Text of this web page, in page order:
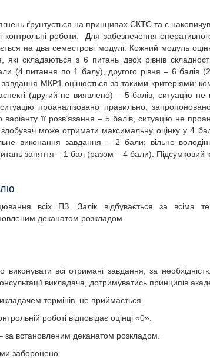
ґрунтується на принципах ЄКТС та є
контрольні роботи. Для забезпечення
на два семестрові модулі. Кожний модуль
складаються з 6 питань двох рівнів
(4 питання по 1 балу), другого рівня – 6
МКР1 оцінюється за такими критеріями:
(другий не виявлено) – 5 балів, ситуацію
проаналізовано правильно,
її розв’язання – 5 балів, ситуацію не
може отримати максимальну оцінку у 4
виконання завдання – 2 бали; вільне
заняття – 1 бал (разом – 4 бали). Підсумковий
всіх ПЗ. Залік відбувається за всіма
деканатом розкладом.
виконувати всі отримані завдання; за
викладача, дотримуватись принципів
термінів, не приймається.
роботі відповідає оцінці «0».
встановленим деканатом розкладом.
заборонено.